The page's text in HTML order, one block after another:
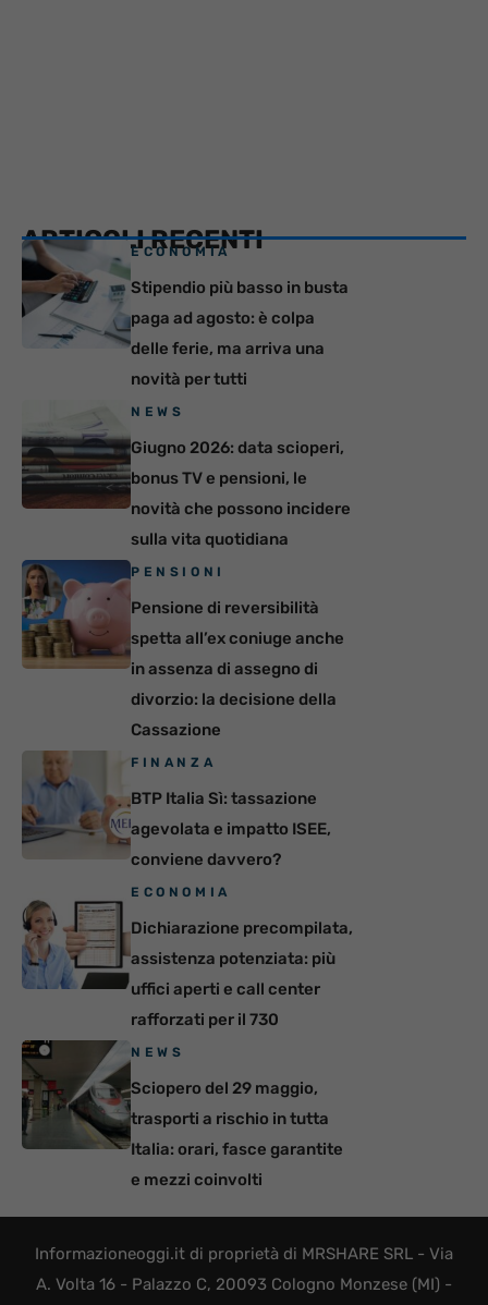
ARTICOLI RECENTI
ECONOMIA
Stipendio più basso in busta
paga ad agosto: è colpa
delle ferie, ma arriva una
novità per tutti
NEWS
Giugno 2026: data scioperi,
bonus TV e pensioni, le
novità che possono incidere
sulla vita quotidiana
PENSIONI
Pensione di reversibilità
spetta all’ex coniuge anche
in assenza di assegno di
divorzio: la decisione della
Cassazione
FINANZA
BTP Italia Sì: tassazione
agevolata e impatto ISEE,
conviene davvero?
ECONOMIA
Dichiarazione precompilata,
assistenza potenziata: più
uffici aperti e call center
rafforzati per il 730
NEWS
Sciopero del 29 maggio,
trasporti a rischio in tutta
Italia: orari, fasce garantite
e mezzi coinvolti
Informazioneoggi.it di proprietà di MRSHARE SRL - Via
A. Volta 16 - Palazzo C, 20093 Cologno Monzese (MI) -